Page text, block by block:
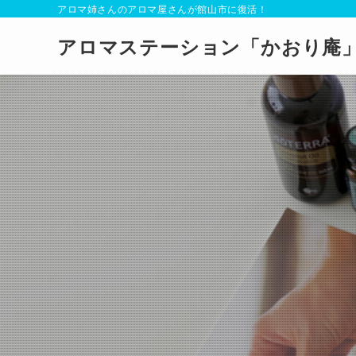
アロマ姉さんのアロマ屋さんが館山市に復活！
アロマステーション「かおり庵